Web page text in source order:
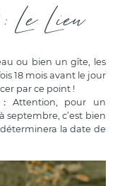
Le Lieu
ou bien un gîte, les
18 mois avant le jour
par ce point !
: Attention, pour un
septembre, c’est bien
la date de